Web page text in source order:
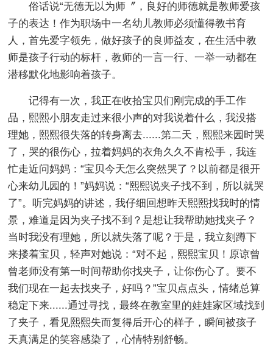
俗话说“无德无以为师〞，良好的师德就是教师爱孩
子的表达！作为职场中一名幼儿教师必须懂得教书育
人，首先爱字领先，做好孩子的良师益友，在生活中教
师是孩子行动的标杆，教师的一言一行、一举一动都在
潜移默化地影响着孩子。
记得有一次，我正在收拾宝贝们刚完成的手工作
品，熙熙小朋友走过来很小声的对我说着什么，我没搭
理她，熙熙很失落的转身离去......第二天，熙熙来园时哭
了，哭的很伤心，拉着妈妈的衣角久久不肯松手，我连
忙走近问妈妈：“宝贝今天怎么突然哭了？以前都是很开
心来幼儿园的！”妈妈说：“熙熙说夹子找不到，所以就哭
了”。听完妈妈的讲述，我仔细回想昨天熙熙找我时的情
景，难道是因为夹子找不到？是想让我帮助她找夹子？
当时我没有理她，所以就失落了呢？于是，我立刻蹲下
来搂着宝贝，轻声对她说：“对不起，熙熙宝贝！原谅曾
曾老师没有第一时间帮助你找夹子，让你伤心了。要不
我们现在一起去找夹子，好吗？”宝贝点点头，情绪总算
稳定下来......通过寻找，最终在教室里的娃娃家区域找到
了夹子，看见熙熙失而复得后开心的样子，瞬间被孩子
天真满足的笑容感染了，心情特别舒畅。